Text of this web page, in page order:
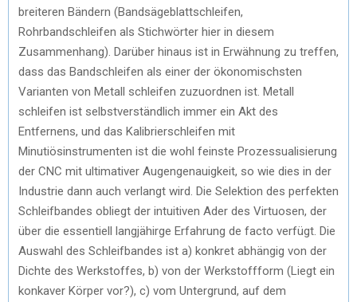
breiteren Bändern (Bandsägeblattschleifen,
Rohrbandschleifen als Stichwörter hier in diesem
Zusammenhang). Darüber hinaus ist in Erwähnung zu treffen,
dass das Bandschleifen als einer der ökonomischsten
Varianten von Metall schleifen zuzuordnen ist. Metall
schleifen ist selbstverständlich immer ein Akt des
Entfernens, und das Kalibrierschleifen mit
Minutiösinstrumenten ist die wohl feinste Prozessualisierung
der CNC mit ultimativer Augengenauigkeit, so wie dies in der
Industrie dann auch verlangt wird. Die Selektion des perfekten
Schleifbandes obliegt der intuitiven Ader des Virtuosen, der
über die essentiell langjähirge Erfahrung de facto verfügt. Die
Auswahl des Schleifbandes ist a) konkret abhängig von der
Dichte des Werkstoffes, b) von der Werkstoffform (Liegt ein
konkaver Körper vor?), c) vom Untergrund, auf dem